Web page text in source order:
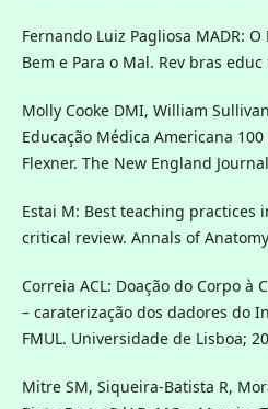
Fernando Luiz Pagliosa MADR:
Bem e Para o Mal. Rev bras
Molly Cooke DMI, William
Educação Médica Americana
Flexner. The New England
Estai M: Best teaching practices
critical review. Annals of
Correia ACL: Doação do Corpo à
– caraterização dos dadores do
FMUL. Universidade de Lisboa;
Mitre SM, Siqueira-Batista R,